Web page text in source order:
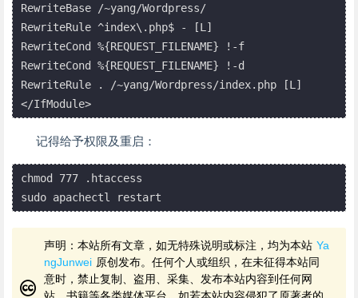
RewriteBase /~yang/Wordpress/
RewriteRule ^index\.php$ - [L]
RewriteCond %{REQUEST_FILENAME} !-f
RewriteCond %{REQUEST_FILENAME} !-d
RewriteRule . /~yang/Wordpress/index.php [L]
记得给予权限及重启：
chmod 777 .htaccess
声明：本站所有文章，如无特殊说明或标注，均为本站 Ya
ngJunwei 原创发布。任何个人或组织，在未征得本站同
意时，禁止复制、盗用、采集、发布本站内容到任何网